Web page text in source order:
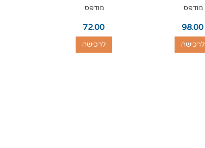
מודפס:
98.00
לרכישה
מודפס:
72.00
לרכישה